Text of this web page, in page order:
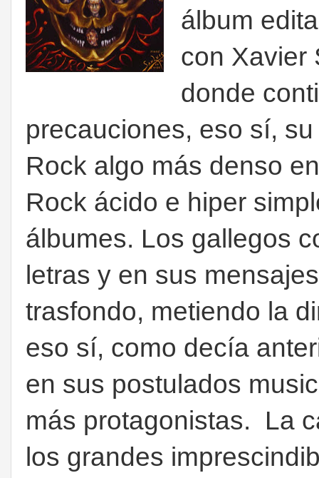
álbum
con Xavier
donde
precauciones, eso sí,
Rock algo más denso
Rock ácido e hiper
álbumes. Los gallegos
letras y en sus
trasfondo, metiendo la
eso sí, como decía
en sus postulados
más protagonistas.
La
los grandes